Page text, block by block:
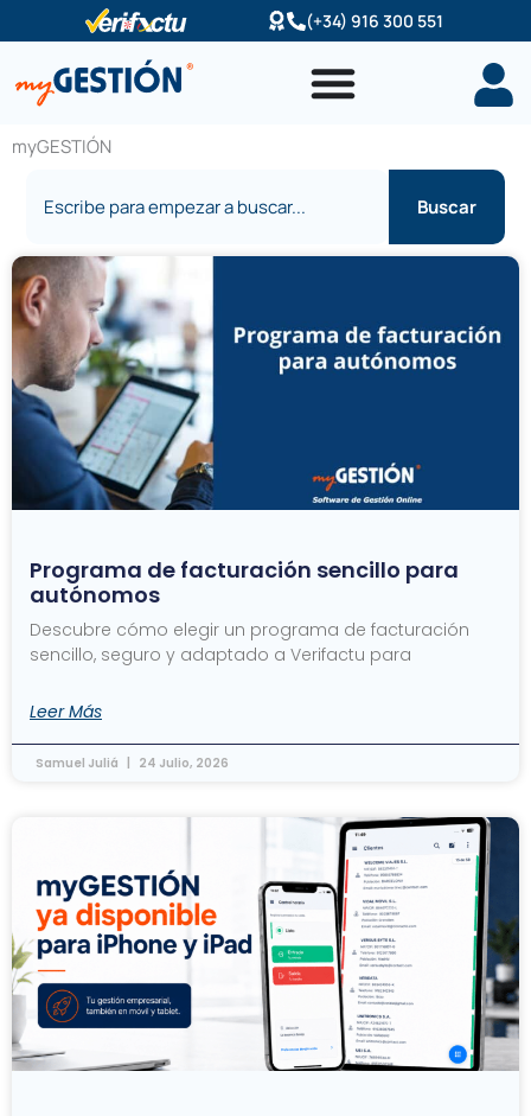
al
contenido
(+34) 916 300 551
myGESTIÓN
Buscar
Programa de facturación sencillo para
autónomos
Descubre cómo elegir un programa de facturación
sencillo, seguro y adaptado a Verifactu para
Leer Más
Samuel Juliá 24 Julio, 2026